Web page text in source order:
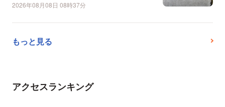
2026年08月08日 08時37分
もっと見る
アクセスランキング